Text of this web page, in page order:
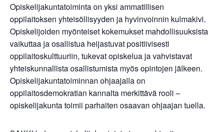
Opiskelijakuntatoiminta on yksi ammatillisen
oppilaitoksen yhteisöllisyyden ja hyvinvoinnin kulmakivi.
Opiskelijoiden myönteiset kokemukset mahdollisuuksista
vaikuttaa ja osallistua heijastuvat positiivisesti
oppilaitoskulttuuriin, tukevat opiskelua ja vahvistavat
yhteiskunnallista osallistumista myös opintojen jälkeen.
Opiskelijakuntatoiminnan ohjaajalla on
oppilaitosdemokratian kannalta merkittävä rooli –
opiskelijakunta toimii parhaiten osaavan ohjaajan tuella.